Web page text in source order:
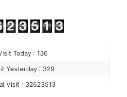
Today : 136
Yesterday : 329
Visit : 32623513